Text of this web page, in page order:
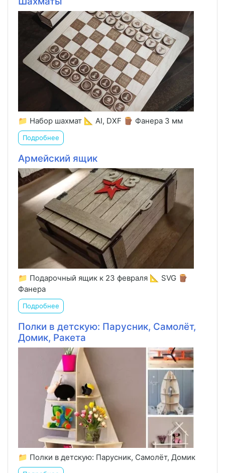
📁 Набор шахмат 📐 AI, DXF 🪵 Фанера 3 мм
Подробнее
Армейский ящик
📁 Подарочный ящик к 23 февраля 📐 SVG 🪵
Фанера
Подробнее
Полки в детскую: Парусник, Самолёт,
Домик, Ракета
📁 Полки в детскую: Парусник, Самолёт, Домик